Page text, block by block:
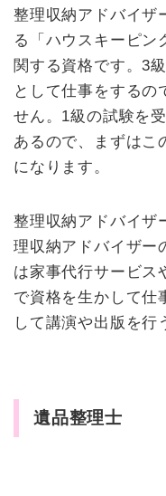
整理収納アドバイザ
る「ハウスキーピン
関する資格です。3
として仕事をするの
せん。1級の試験を
あるので、まずはこ
になります。
整理収納アドバイザ
理収納アドバイザー
は家事代行サービス
で資格を生かして仕
して講演や出版を行
遺品整理士